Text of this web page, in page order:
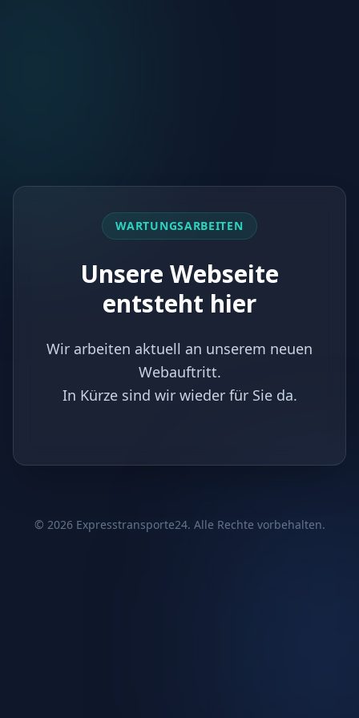
WARTUNGSARBEITEN
Unsere Webseite
entsteht hier
Wir arbeiten aktuell an unserem neuen
Webauftritt.
In Kürze sind wir wieder für Sie da.
© 2026Expresstransporte24. Alle Rechte vorbehalten.